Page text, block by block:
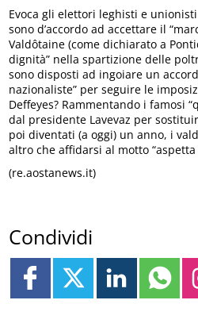
Evoca gli elettori leghisti e
sono d’accordo ad accettare il
Valdôtaine (come dichiarato a
dignità” nella spartizione delle
sono disposti ad ingoiare un
nazionaliste” per seguire le
Deffeyes? Rammentando i famosi
dal presidente Lavevaz per
poi diventati (a oggi) un anno, i
altro che affidarsi al motto “aspetta
(re.aostanews.it)
Condividi